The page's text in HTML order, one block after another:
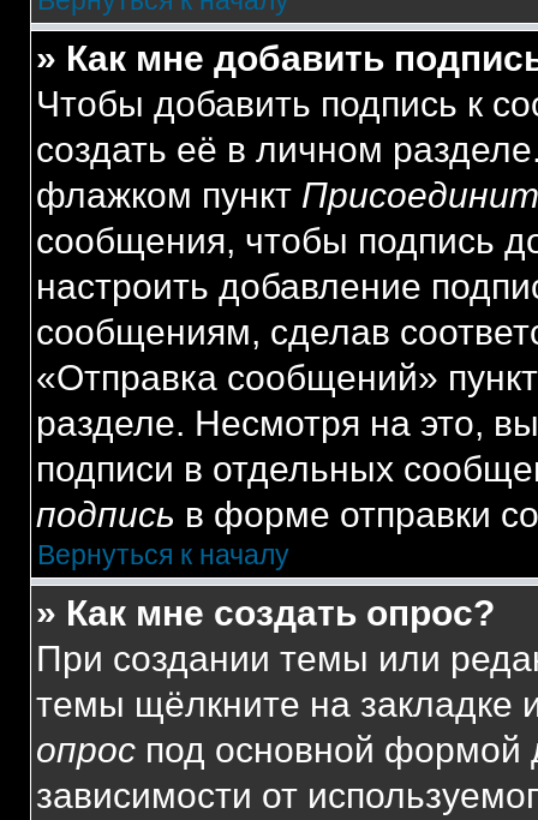
» Как мне добавить
Чтобы добавить подпись к
создать её в личном
флажком пункт
сообщения, чтобы подпись
настроить добавление
сообщениям, сделав
«Отправка сообщений»
разделе. Несмотря на это,
подписи в отдельных
подпись в форме отправки
Вернуться к началу
» Как мне создать опрос?
При создании темы или
темы щёлкните на
опрос под основной формой
зависимости от